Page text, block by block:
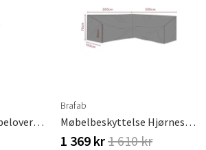
4 Sandsække Til Møbelovertræk AeroCover ​
Brafab
Møbelbeskyttelse Hjørnesofa 335/260x70 Cm Premium
1 369 kr1 610 kr